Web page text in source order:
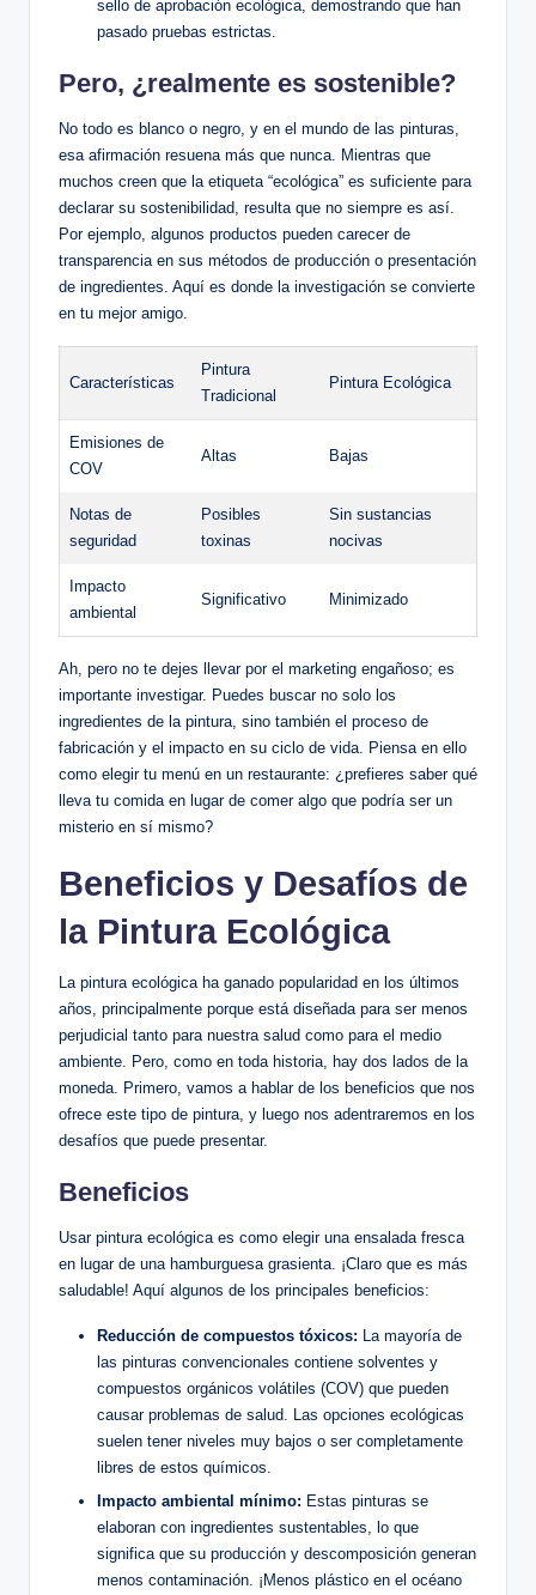
sello de aprobación ecológica, demostrando que han
pasado pruebas estrictas.
Pero, ¿realmente es sostenible?
No todo es blanco o negro, y en el mundo de las pinturas,
esa afirmación resuena más que nunca. Mientras que
muchos creen que la etiqueta “ecológica” es suficiente para
declarar su sostenibilidad, resulta que no siempre es así.
Por ejemplo, algunos productos pueden carecer de
transparencia en sus métodos de producción o presentación
de ingredientes. Aquí es donde la investigación se convierte
en tu mejor amigo.
Características
Pintura
Tradicional
Pintura Ecológica
Emisiones de
COV
Altas Bajas
Notas de
seguridad
Posibles
toxinas
Sin sustancias
nocivas
Impacto
ambiental
Significativo Minimizado
Ah, pero no te dejes llevar por el marketing engañoso; es
importante investigar. Puedes buscar no solo los
ingredientes de la pintura, sino también el proceso de
fabricación y el impacto en su ciclo de vida. Piensa en ello
como elegir tu menú en un restaurante: ¿prefieres saber qué
lleva tu comida en lugar de comer algo que podría ser un
misterio en sí mismo?
Beneficios y Desafíos de
la Pintura Ecológica
La pintura ecológica ha ganado popularidad en los últimos
años, principalmente porque está diseñada para ser menos
perjudicial tanto para nuestra salud como para el medio
ambiente. Pero, como en toda historia, hay dos lados de la
moneda. Primero, vamos a hablar de los beneficios que nos
ofrece este tipo de pintura, y luego nos adentraremos en los
desafíos que puede presentar.
Beneficios
Usar pintura ecológica es como elegir una ensalada fresca
en lugar de una hamburguesa grasienta. ¡Claro que es más
saludable! Aquí algunos de los principales beneficios:
Reducción de compuestos tóxicos: La mayoría de
las pinturas convencionales contiene solventes y
compuestos orgánicos volátiles (COV) que pueden
causar problemas de salud. Las opciones ecológicas
suelen tener niveles muy bajos o ser completamente
libres de estos químicos.
Impacto ambiental mínimo: Estas pinturas se
elaboran con ingredientes sustentables, lo que
significa que su producción y descomposición generan
menos contaminación. ¡Menos plástico en el océano